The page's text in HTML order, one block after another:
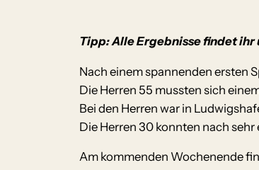
Tipp: Alle Ergebnisse findet ihr
Nach einem spannenden ersten
Die Herren 55 mussten sich
Bei den Herren war in
Die Herren 30 konnten nach
Am kommenden Wochenende